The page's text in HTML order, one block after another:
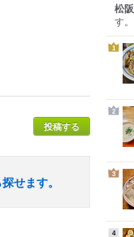
投稿する
せます。
松
す。
1
2
3
4